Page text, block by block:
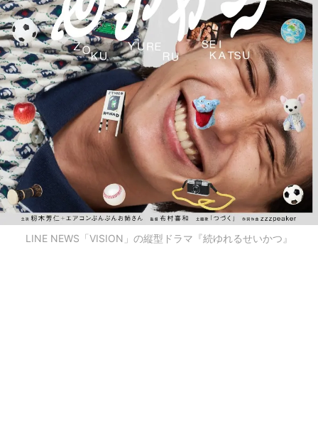
LINE NEWS「VISION」の縦型ドラマ『続ゆれるせいかつ』